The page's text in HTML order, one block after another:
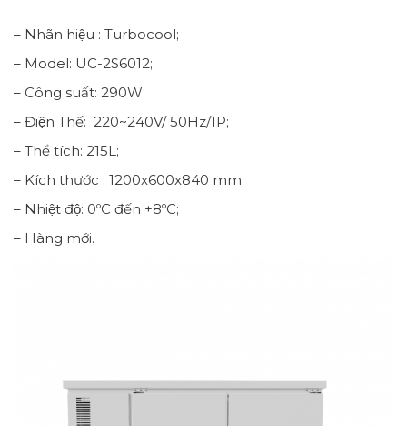
– Nhãn hiệu : Turbocool;
– Model: UC-2S6012;
– Công suất: 290W;
– Điện Thế: 220~240V/ 50Hz/1P;
– Thể tích: 215L;
– Kích thước : 1200x600x840 mm;
– Nhiệt độ: 0ºC đến +8ºC;
– Hàng mới.